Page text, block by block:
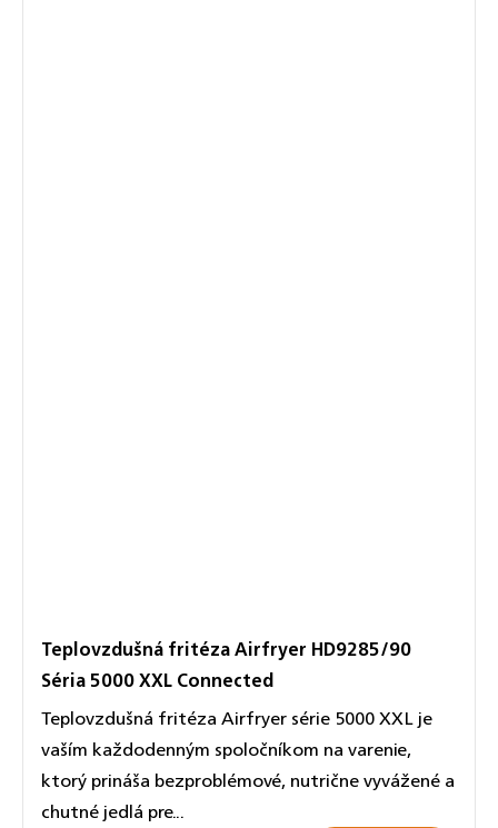
Teplovzdušná fritéza Airfryer HD9285/90
Séria 5000 XXL Connected
Teplovzdušná fritéza Airfryer série 5000 XXL je
vaším každodenným spoločníkom na varenie,
ktorý prináša bezproblémové, nutrične vyvážené a
chutné jedlá pre...